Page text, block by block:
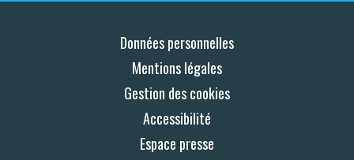
Données personnelles
Mentions légales
Gestion des cookies
Accessibilité
Espace presse